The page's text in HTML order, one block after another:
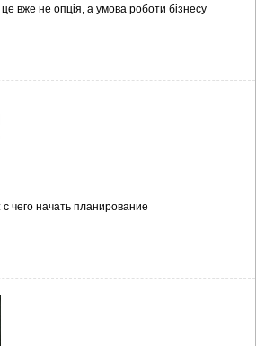
вже не опція, а умова роботи бізнесу
чего начать планирование